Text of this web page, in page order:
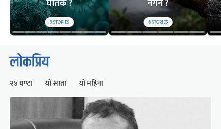
घातक ?
8STORIES
नगर्ने ?
6STORIES
लोकप्रिय
२४ घण्टा यो साता यो महिना